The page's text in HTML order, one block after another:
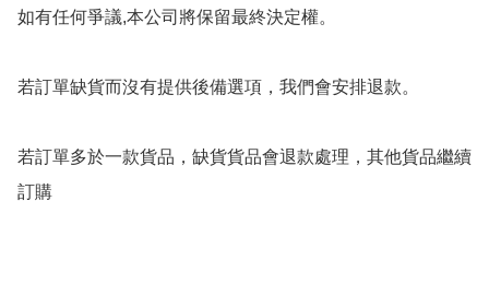
如有任何爭議,本公司將保留最終決定權。
若訂單缺貨而沒有提供後備選項，我們會安排退款。
若訂單多於一款貨品，缺貨貨品會退款處理，其他貨品繼續